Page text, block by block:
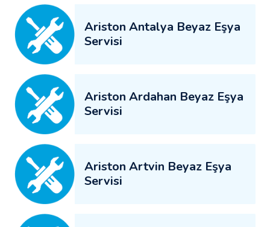
Ariston Antalya Beyaz Eşya
Servisi
Ariston Ardahan Beyaz Eşya
Servisi
Ariston Artvin Beyaz Eşya
Servisi